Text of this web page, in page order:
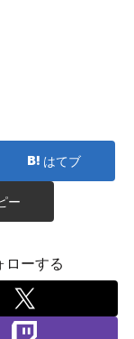
はてブ
ー
ローする